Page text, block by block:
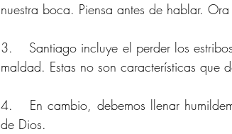
nuestra boca. Piensa antes de hablar.
3.	Santiago incluye el perder los estribos junto con la inmundicia, la malicia desenfrenada y la
maldad. Estas no son características que
4.	En cambio, debemos llenar humildemente nuestra mente y nuestro corazón con la palabra
de Dios.